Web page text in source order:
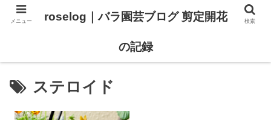
ステロイド
メニュー roselog｜バラ園芸ブログ 剪定開花
の記録
検索